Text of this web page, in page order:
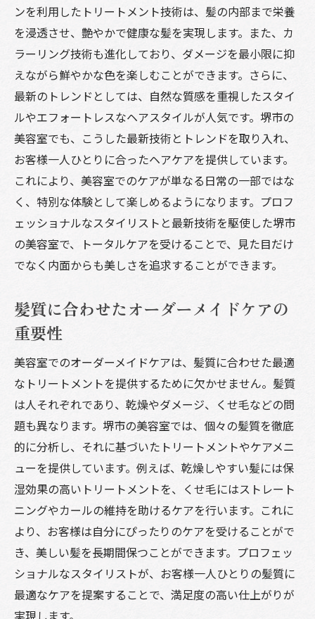
美容室で提供される最新のスキンケア技術
内側からの美を引き出す栄養とスキンケア
プロフェッショナルなスキンケア製品の選
び方
美容室でのスキンケアと日常のケアのバラ
堺市の美容室で体験できるトータルケアとは
堺市のおすすめ美容室一覧
堺市の美容室で受けられるトータルケアメ
ニュー
堺市の美容室でのリアルな体験談
地域密着型のサービスとその魅力
堺市の美容室で提供される最新ケア技術
プロフェッショナルな美容室で受けるべきトー
タルケアの魅力
プロフェッショナルな美容室の選び方
総合ケアで得られる美と健康のメリット
美容室でのトータルケアの流れ
専門家によるカウンセリングの重要性
美容室でのケアと自宅ケアの組み合わせ方
トータルケアで自信を取り戻す方法
美容室でのスキンケアとトリートメントで自信
を取り戻す方法
スキンケアとヘアケアの相乗効果
美容室での定期的なメンテナンスの重要性
ンを利用したトリートメント技術は、髪の内部まで栄養
を浸透させ、艶やかで健康な髪を実現します。また、カ
ラーリング技術も進化しており、ダメージを最小限に抑
えながら鮮やかな色を楽しむことができます。さらに、
最新のトレンドとしては、自然な質感を重視したスタイ
ルやエフォートレスなヘアスタイルが人気です。堺市の
美容室でも、こうした最新技術とトレンドを取り入れ、
お客様一人ひとりに合ったヘアケアを提供しています。
これにより、美容室でのケアが単なる日常の一部ではな
く、特別な体験として楽しめるようになります。プロフ
ェッショナルなスタイリストと最新技術を駆使した堺市
の美容室で、トータルケアを受けることで、見た目だけ
でなく内面からも美しさを追求することができます。
髪質に合わせたオーダーメイドケアの
重要性
美容室でのオーダーメイドケアは、髪質に合わせた最適
なトリートメントを提供するために欠かせません。髪質
は人それぞれであり、乾燥やダメージ、くせ毛などの問
題も異なります。堺市の美容室では、個々の髪質を徹底
的に分析し、それに基づいたトリートメントやケアメニ
ューを提供しています。例えば、乾燥しやすい髪には保
湿効果の高いトリートメントを、くせ毛にはストレート
ニングやカールの維持を助けるケアを行います。これに
より、お客様は自分にぴったりのケアを受けることがで
き、美しい髪を長期間保つことができます。プロフェッ
ショナルなスタイリストが、お客様一人ひとりの髪質に
最適なケアを提案することで、満足度の高い仕上がりが
実現します。